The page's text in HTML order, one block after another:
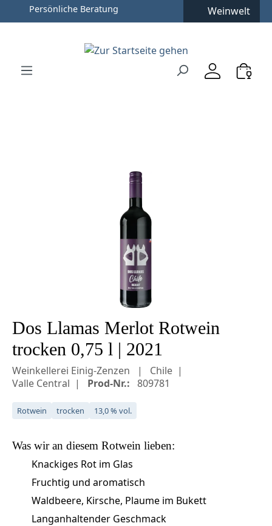
Zum Hauptinhalt springen
Zur Hauptnavigation springen
Persönliche Beratung Weinwelt
Bildergalerie überspringen
Dos Llamas Merlot Rotwein
trocken 0,75 l | 2021
Weinkellerei Einig-Zenzen
Chile
Valle Central
Prod-Nr.: 809781
Rotwein trocken 13,0 % vol.
Was wir an diesem Rotwein lieben:
Knackiges Rot im Glas
Fruchtig und aromatisch
Waldbeere, Kirsche, Plaume im Bukett
Langanhaltender Geschmack